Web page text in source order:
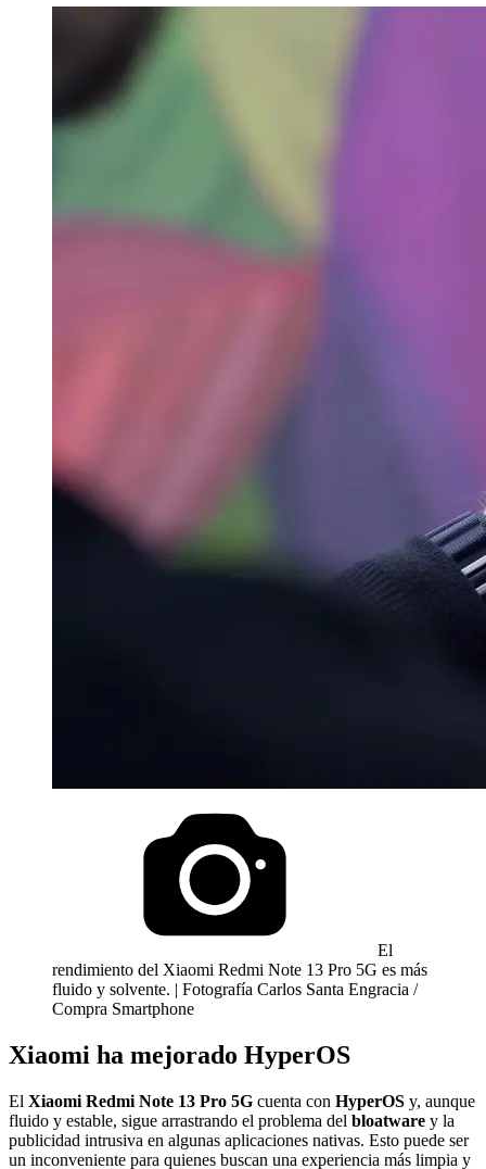
El
rendimiento del Xiaomi Redmi Note 13 Pro 5G es más
fluido y solvente. | Fotografía Carlos Santa Engracia /
Compra Smartphone
Xiaomi ha mejorado HyperOS
El Xiaomi Redmi Note 13 Pro 5G cuenta con HyperOS y, aunque
fluido y estable, sigue arrastrando el problema del bloatware y la
publicidad intrusiva en algunas aplicaciones nativas. Esto puede ser
un inconveniente para quienes buscan una experiencia más limpia y